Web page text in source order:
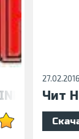
27.02.2016
Чит